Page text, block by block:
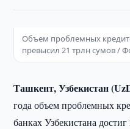
Объем проблемных
превысил 21 трлн сумов /
Ташкент, Узбекистан
года объем проблемных
банках Узбекистана